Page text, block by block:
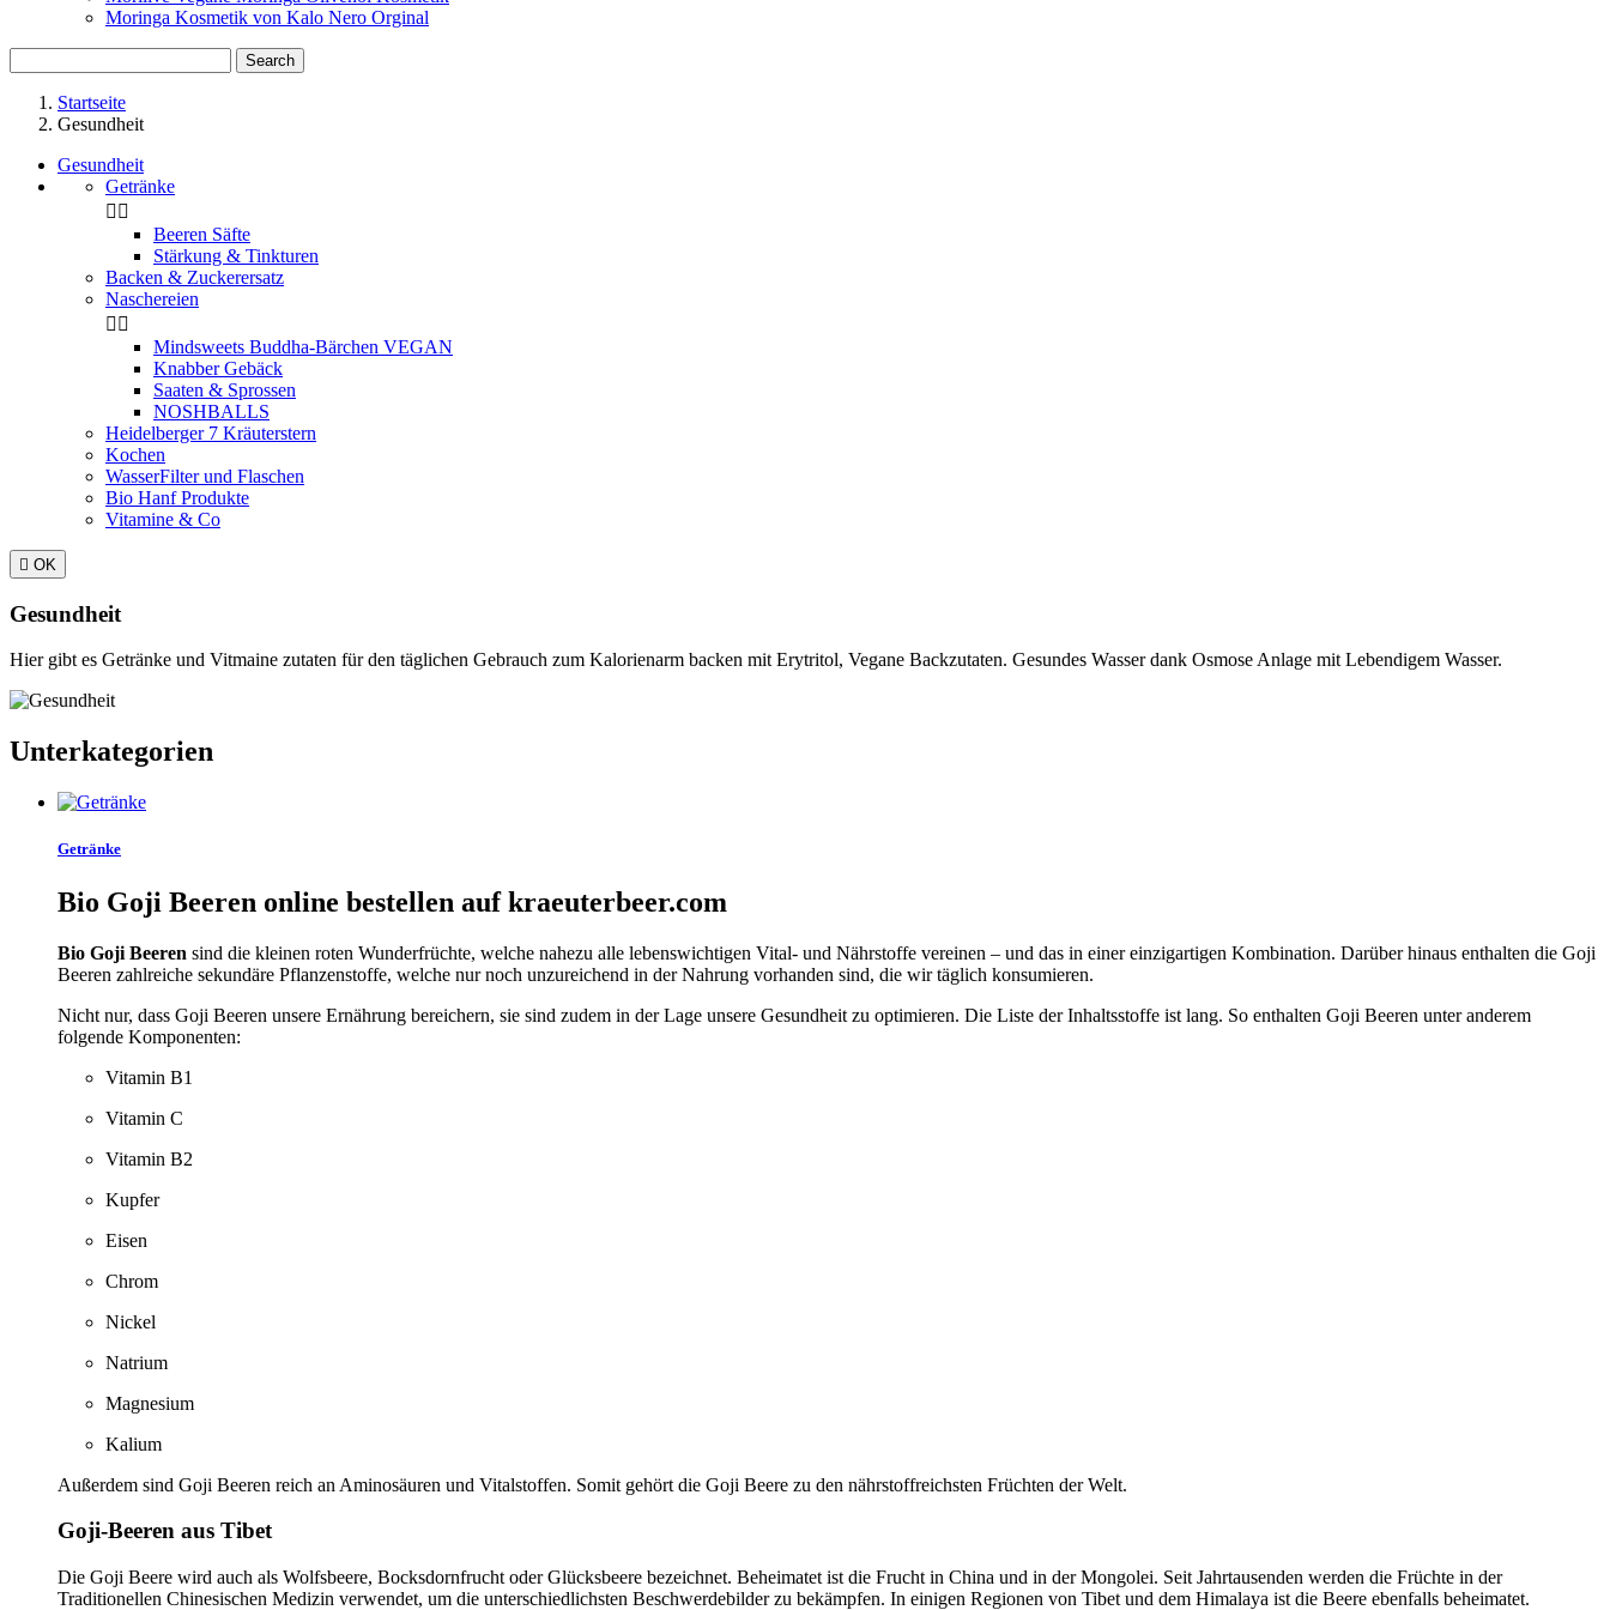
Moringa Kosmetik von Kalo Nero Orginal
Search
Startseite
Gesundheit
Gesundheit
Getränke
 
Beeren Säfte
Stärkung & Tinkturen
Backen & Zuckerersatz
Naschereien
 
Mindsweets Buddha-Bärchen VEGAN
Knabber Gebäck
Saaten & Sprossen
NOSHBALLS
Heidelberger 7 Kräuterstern
Kochen
WasserFilter und Flaschen
Bio Hanf Produkte
Vitamine & Co
 OK
Gesundheit
Hier gibt es Getränke und Vitmaine zutaten für den täglichen Gebrauch zum Kalorienarm backen mit Erytritol, Vegane Backzutaten. Gesundes Wasser dank Osmose Anlage mit Lebendigem Wasser.
Unterkategorien
Getränke
Bio Goji Beeren online bestellen auf kraeuterbeer.com
Bio Goji Beeren sind die kleinen roten Wunderfrüchte, welche nahezu alle lebenswichtigen Vital- und Nährstoffe vereinen – und das in einer einzigartigen Kombination. Darüber hinaus enthalten die Goji
Beeren zahlreiche sekundäre Pflanzenstoffe, welche nur noch unzureichend in der Nahrung vorhanden sind, die wir täglich konsumieren.
Nicht nur, dass Goji Beeren unsere Ernährung bereichern, sie sind zudem in der Lage unsere Gesundheit zu optimieren. Die Liste der Inhaltsstoffe ist lang. So enthalten Goji Beeren unter anderem
folgende Komponenten:
Vitamin B1
Vitamin C
Vitamin B2
Kupfer
Eisen
Chrom
Nickel
Natrium
Magnesium
Kalium
Außerdem sind Goji Beeren reich an Aminosäuren und Vitalstoffen. Somit gehört die Goji Beere zu den nährstoffreichsten Früchten der Welt.
Goji-Beeren aus Tibet
Die Goji Beere wird auch als Wolfsbeere, Bocksdornfrucht oder Glücksbeere bezeichnet. Beheimatet ist die Frucht in China und in der Mongolei. Seit Jahrtausenden werden die Früchte in der
Traditionellen Chinesischen Medizin verwendet, um die unterschiedlichsten Beschwerdebilder zu bekämpfen. In einigen Regionen von Tibet und dem Himalaya ist die Beere ebenfalls beheimatet.